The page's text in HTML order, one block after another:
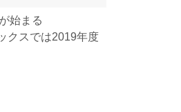
始まる
クスでは2019年度